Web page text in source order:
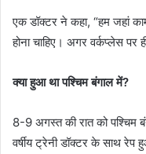
एक डॉक्टर ने कहा, “हम जहां
होना चाहिए। अगर वर्कप्लेस पर
क्या हुआ था पश्चिम बंगाल में?
8-9 अगस्त की रात को पश्चिम
वर्षीय ट्रेनी डॉक्टर के साथ